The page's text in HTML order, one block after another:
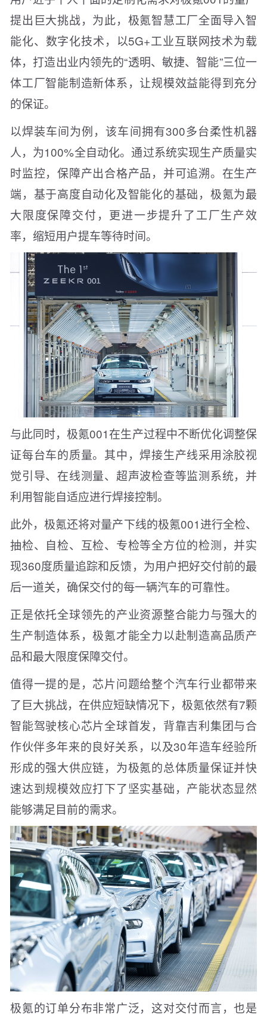
提出巨大挑战，为此，极氪智慧工厂全面导入智
能化、数字化技术，以5G+工业互联网技术为载
体，打造出业内领先的“透明、敏捷、智能”三位一
体工厂智能制造新体系，让规模效益能得到充分
的保证。
以焊装车间为例，该车间拥有300多台柔性机器
人，为100%全自动化。通过系统实现生产质量实
时监控，保障产出合格产品，并可追溯。在生产
端，基于高度自动化及智能化的基础，极氪为最
大限度保障交付，更进一步提升了工厂生产效
率，缩短用户提车等待时间。
与此同时，极氪001在生产过程中不断优化调整保
证每台车的质量。其中，焊接生产线采用涂胶视
觉引导、在线测量、超声波检查等监测系统，并
利用智能自适应进行焊接控制。
此外，极氪还将对量产下线的极氪001进行全检、
抽检、自检、互检、专检等全方位的检测，并实
现360度质量追踪和反馈，为用户把好交付前的最
后一道关，确保交付的每一辆汽车的可靠性。
正是依托全球领先的产业资源整合能力与强大的
生产制造体系，极氪才能全力以赴制造高品质产
品和最大限度保障交付。
值得一提的是，芯片问题给整个汽车行业都带来
了巨大挑战，在供应短缺情况下，极氪依然有7颗
智能驾驶核心芯片全球首发，背靠吉利集团与合
作伙伴多年来的良好关系，以及30年造车经验所
形成的强大供应链，为极氪的总体质量保证并快
速达到规模效应打下了坚实基础，产能状态显然
能够满足目前的需求。
极氪的订单分布非常广泛，这对交付而言，也是